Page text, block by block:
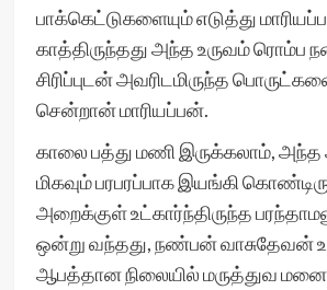
பாக்கெட்டுகளையும் எடுத்து
காத்திருந்தது அந்த உருவம் ரொம்ப
சிரிப்புடன் அவரிடமிருந்த
சென்றான் மாரியப்பன்.
காலை பத்து மணி இருக்கலாம்,
மிகவும் பரபரப்பாக இயங்கி
அறைக்குள் உட்கார்ந்திருந்த
ஒன்று வந்தது, நண்பன் வாசுதேவன்
ஆபத்தான நிலையில் மருத்துவ